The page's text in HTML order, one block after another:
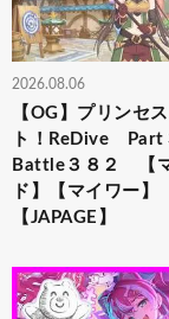
2026.08.06
【OG】プリンセ
ト！ReDive
Battle３８２ 【
ド】【マイワー】
【JAPAGE】